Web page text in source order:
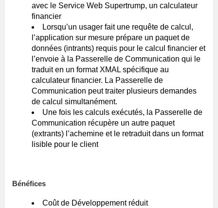
avec le Service Web Supertrump, un calculateur
financier
Lorsqu’un usager fait une requête de calcul,
l’application sur mesure prépare un paquet de
données (intrants) requis pour le calcul financier et
l’envoie à la Passerelle de Communication qui le
traduit en un format XMAL spécifique au
calculateur financier. La Passerelle de
Communication peut traiter plusieurs demandes
de calcul simultanément.
Une fois les calculs exécutés, la Passerelle de
Communication récupère un autre paquet
(extrants) l’achemine et le retraduit dans un format
lisible pour le client
Bénéfices
Coût de Développement réduit